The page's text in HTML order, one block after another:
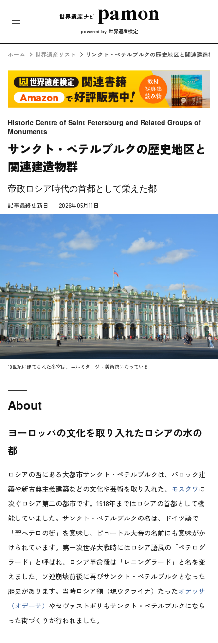
メインナビ
powered by 世界遺産検定
ホーム 世界遺産リスト サンクト・ペテルブルクの歴史地区と関連建造物
Historic Centre of Saint Petersburg and Related Groups of
Monuments
サンクト・ペテルブルクの歴史地区と
関連建造物群
帝政ロシア時代の首都として栄えた都
記事最終更新日 2026年05月11日
18世紀に建てられた冬宮は、エルミタージュ美術館になっている
About
ヨーロッパの文化を取り入れたロシアの水の
都
ロシアの西にある大都市サンクト・ペテルブルクは、バロック建
築や新古典主義建築などの文化や芸術を取り入れた、 モスクワ に
次ぐロシア第二の都市です。1918年まではロシアの首都として機
能していました。サンクト・ペテルブルクの名は、ドイツ語で
「聖ペテロの街」を意味し、ピョートル大帝の名前にも意味がか
けられています。第一次世界大戦時にはロシア語風の「ペテログ
ラード」と呼ばれ、ロシア革命後は「レニングラード」と名を変
えました。ソ連崩壊前後に再びサンクト・ペテルブルクとなった
歴史があります。当時ロシア領（現ウクライナ）だったオデッサ
（オデーサ） やセヴァストポリもサンクト・ペテルブルクになら
った街づくりが行われました。